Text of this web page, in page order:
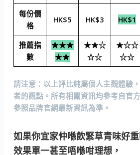
每份價
格
HK$5 HK$3 HK$1
推薦指
數
★★★
★★
★★☆
☆☆
★☆☆
☆☆
請注意：以上評比純屬個人主觀體驗
者的觀點。所有相關資訊均參考自官
參照品牌官網最新資訊為準。
如果你宜家仲喺飲緊草青味好重
效果單一甚至唔喺咁理想，